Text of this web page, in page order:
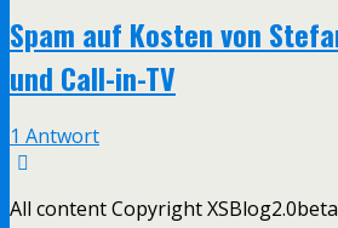
Spam auf Kosten von
und Call-in-TV
1 Antwort
All content Copyright XSBlog2.0beta